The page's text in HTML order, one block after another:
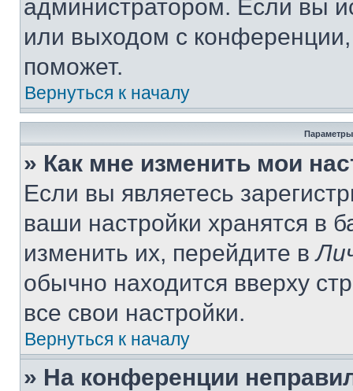
администратором. Если вы
или выходом с
поможет.
Вернуться к началу
Параметры
» Как мне изменить мои
Если вы являетесь
ваши настройки хранятся в
изменить их, перейдите в
обычно находится вверху
все свои настройки.
Вернуться к началу
» На конференции